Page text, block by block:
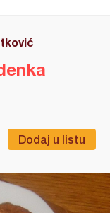
Dodaj u listu